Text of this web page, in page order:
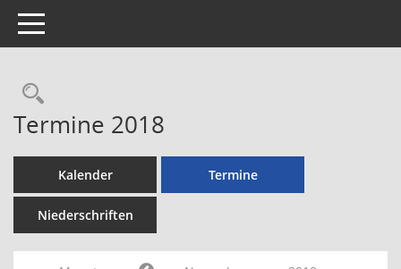
Toggle navigation
Rechercheauswahl
Termine 2018
Kalender Termine
Niederschriften